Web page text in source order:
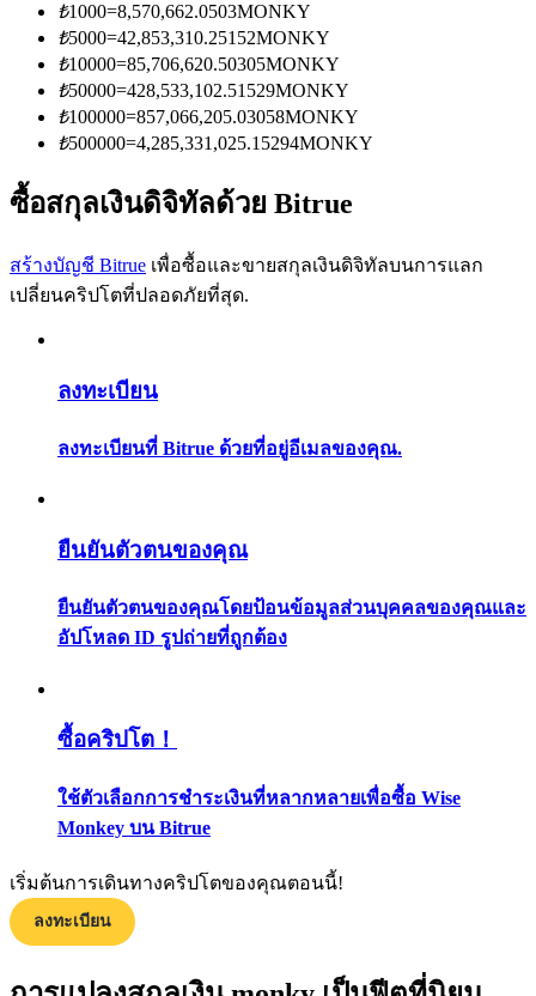
แนะนำ
เรียนรู้วิธีการรักษาผลกำไร
₺1000=8,570,662.0503MONKY
₺5000=42,853,310.25152MONKY
₺10000=85,706,620.50305MONKY
₺50000=428,533,102.51529MONKY
₺100000=857,066,205.03058MONKY
₺500000=4,285,331,025.15294MONKY
ซื้อสกุลเงินดิจิทัลด้วย Bitrue
สร้างบัญชี Bitrue เพื่อซื้อและขายสกุลเงินดิจิทัลบนการแลก
เปลี่ยนคริปโตที่ปลอดภัยที่สุด.
ลงทะเบียน
ลงทะเบียนที่ Bitrue ด้วยที่อยู่อีเมลของคุณ.
ยืนยันตัวตนของคุณ
ยืนยันตัวตนของคุณโดยป้อนข้อมูลส่วนบุคคลของคุณและ
อัปโหลด ID รูปถ่ายที่ถูกต้อง
ซื้อคริปโต！
ใช้ตัวเลือกการชำระเงินที่หลากหลายเพื่อซื้อ Wise
Monkey บน Bitrue
เริ่มต้นการเดินทางคริปโตของคุณตอนนี้!
ลงทะเบียน